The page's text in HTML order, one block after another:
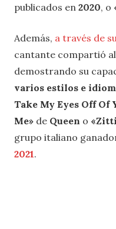
publicados en 2020, o
Además, a través de su
cantante compartió
demostrando su
varios estilos e
Take My Eyes Off Of
Me» de Queen o
grupo italiano
2021.